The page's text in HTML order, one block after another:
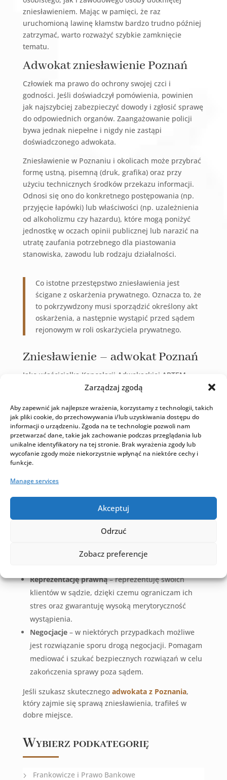
Zarządzaj zgodą
Aby zapewnić jak najlepsze wrażenia, korzystamy z technologii, takich
jak pliki cookie, do przechowywania i/lub uzyskiwania dostępu do
informacji o urządzeniu. Zgoda na te technologie pozwoli nam
przetwarzać dane, takie jak zachowanie podczas przeglądania lub
unikalne identyfikatory na tej stronie. Brak wyrażenia zgody lub
wycofanie zgody może niekorzystnie wpłynąć na niektóre cechy i
funkcje.
Manage services
Akceptuj
Odrzuć
Zobacz preferencje
zniesławieniem. Mając w pamięci, że raz
uruchomioną lawinę kłamstw bardzo trudno później
zatrzymać, warto rozważyć szybkie zamknięcie
tematu.
Adwokat zniesławienie Poznań
Człowiek ma prawo do ochrony swojej czci i
godności. Jeśli doświadczył pomówienia, powinien
jak najszybciej zabezpieczyć dowody i zgłosić sprawę
do odpowiednich organów. Zaangażowanie policji
bywa jednak niepełne i nigdy nie zastąpi
doświadczonego adwokata.
Zniesławienie w Poznaniu i okolicach może przybrać
formę ustną, pisemną (druk, grafika) oraz przy
użyciu technicznych środków przekazu informacji.
Odnosi się ono do konkretnego postępowania (np.
przyjęcie łapówki) lub właściwości (np. uzależnienia
od alkoholizmu czy hazardu), które mogą poniżyć
jednostkę w oczach opinii publicznej lub narazić na
utratę zaufania potrzebnego dla piastowania
stanowiska, zawodu lub rodzaju działalności.
Co istotne przestępstwo zniesławienia jest
ścigane z oskarżenia prywatnego. Oznacza to, że
to pokrzywdzony musi sporządzić określony akt
oskarżenia, a następnie wystąpić przed sądem
rejonowym w roli oskarżyciela prywatnego.
Zniesławienie – adwokat Poznań
Jako właścicielka Kancelarii Adwokackiej ARTEM
Angelika Rucińska doskonale rozumiem
zniesławienia. Działam szybko i skutecznie, aby
chronić prawa klientów i przywrócić naruszoną
reputację. Moje usługi obejmują:
Konsultacje prawne– podejmuję się analizy
dotyczącej dalszych kroków.
Gromadzenie dowodów i przygotowanie pism
– zeznania świadków,
korespondencja, nagrania audiowizualne,
może być bardzo szeroki, a proces jego
Reprezentację prawną– reprezentuję swoich
klientów w sądzie, dzięki czemu ograniczam ich
stres oraz gwarantuję wysoką merytoryczność
wystąpienia.
Negocjacje– w niektórych przypadkach możliwe
jest rozwiązanie sporu drogą negocjacji. Pomagam
mediować i szukać bezpiecznych rozwiązań w celu
zakończenia sprawy poza sądem.
Jeśli szukasz skutecznego adwokata z Poznania,
który zajmie się sprawą zniesławienia, trafiłeś w
dobre miejsce.
Wybierz podkategorię
Frankowicze i Prawo Bankowe